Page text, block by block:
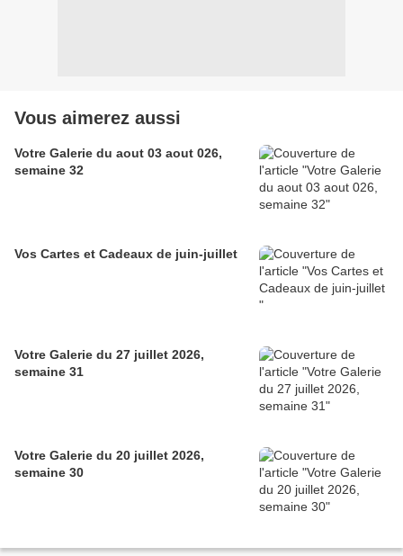
Vous aimerez aussi
Votre Galerie du aout 03 aout 026,
semaine 32
Vos Cartes et Cadeaux de juin-juillet
Votre Galerie du 27 juillet 2026,
semaine 31
Votre Galerie du 20 juillet 2026,
semaine 30